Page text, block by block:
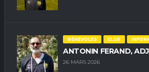
BÉNÉVOLES CLUB
ANTONIN FERAND,
26 MARS 2026